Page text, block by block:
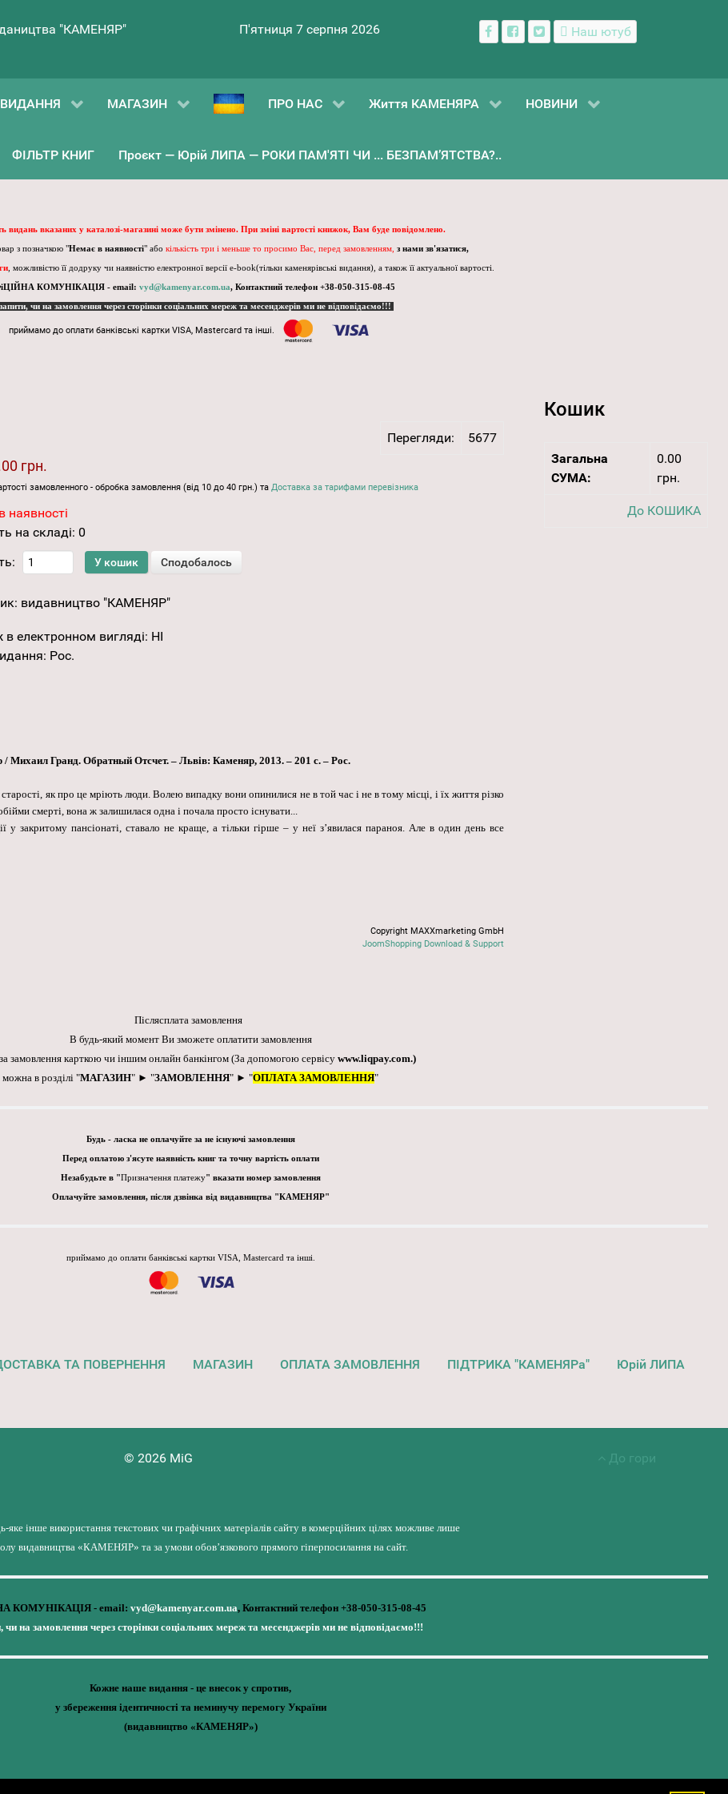
"КАМЕНЯР" П'ятниця 7 серпня 2026 Наш ютуб
ВИДАННЯ МАГАЗИН ПРО НАС Життя КАМЕНЯРА НОВИНИ
ФІЛЬТР КНИГ Проєкт — Юрій ЛИПА — РОКИ ПАМ'ЯТІ ЧИ ... БЕЗПАМ’ЯТСТВА?..
видань вказаних у каталозі-магазині може бути змінено. При зміні вартості книжок, Вам буде повідомлено.
з позначкою "Немає в наявності" або кількість три і меньше то просимо Вас, перед замовленням, з нами зв'язатися,
, можливістю її додруку чи наявністю електронної версії e-book(тільки каменярівські видання), а також її актуальної вартості.
КОМУНІКАЦІЯ - email: vyd@kamenyar.com.ua, Контактний телефон +38-050-315-08-45
чи на замовлення через сторінки соціальних мереж та месенджерів ми не відповідаємо!!!
приймамо до оплати банківські картки VISA, Mastercard та інші.
Перегляди: 5677
грн.
замовленного - обробка замовлення (від 10 до 40 грн.) та Доставка за тарифами перевізника
наявності
на складі: 0
видавництво "КАМЕНЯР"
електронном вигляді: НІ
: Рос.
/ Михаил Гранд. Обратный Отсчет. – Львів: Каменяр, 2013. – 201 с. – Рос.
як про це мріють люди. Волею випадку вони опинилися не в той час і не в тому місці, і їх життя різко
смерті, вона ж залишилася одна і почала просто існувати...
у закритому пансіонаті, ставало не краще, а тільки гірше – у неї з’явилася параноя. Але в один день все
Copyright MAXXmarketing GmbH
JoomShopping Download & Support
Кошик
Загальна
СУМА:
0.00
грн.
До КОШИКА
Післясплата замовлення
В будь-який момент Ви зможете оплатити замовлення
замовлення карткою чи іншим онлайн банкінгом (За допомогою сервісу www.liqpay.com.)
можна в розділі "МАГАЗИН" ► "ЗАМОВЛЕННЯ" ► "ОПЛАТА ЗАМОВЛЕННЯ"
Будь - ласка не оплачуйте за не існуючі замовлення
Перед оплатою з'ясуте наявність книг та точну вартість оплати
Незабудьте в "Призначення платежу" вказати номер замовлення
Оплачуйте замовлення, після дзвінка від видавництва "КАМЕНЯР"
приймамо до оплати банківські картки VISA, Mastercard та інші.
ТА ПОВЕРНЕННЯ МАГАЗИН ОПЛАТА ЗАМОВЛЕННЯ ПІДТРИКА "КАМЕНЯРа" Юрій ЛИПА
© 2026 MiG До гори
яке інше використання текстових чи графічних матеріалів сайту в комерційних цілях можливе лише
видавництва «КАМЕНЯР» та за умови обов’язкового прямого гіперпосилання на сайт.
КОМУНІКАЦІЯ - email: vyd@kamenyar.com.ua, Контактний телефон +38-050-315-08-45
чи на замовлення через сторінки соціальних мереж та месенджерів ми не відповідаємо!!!
Кожне наше видання - це внесок у спротив,
у збереження ідентичності та неминучу перемогу України
(видавництво «КАМЕНЯР»)